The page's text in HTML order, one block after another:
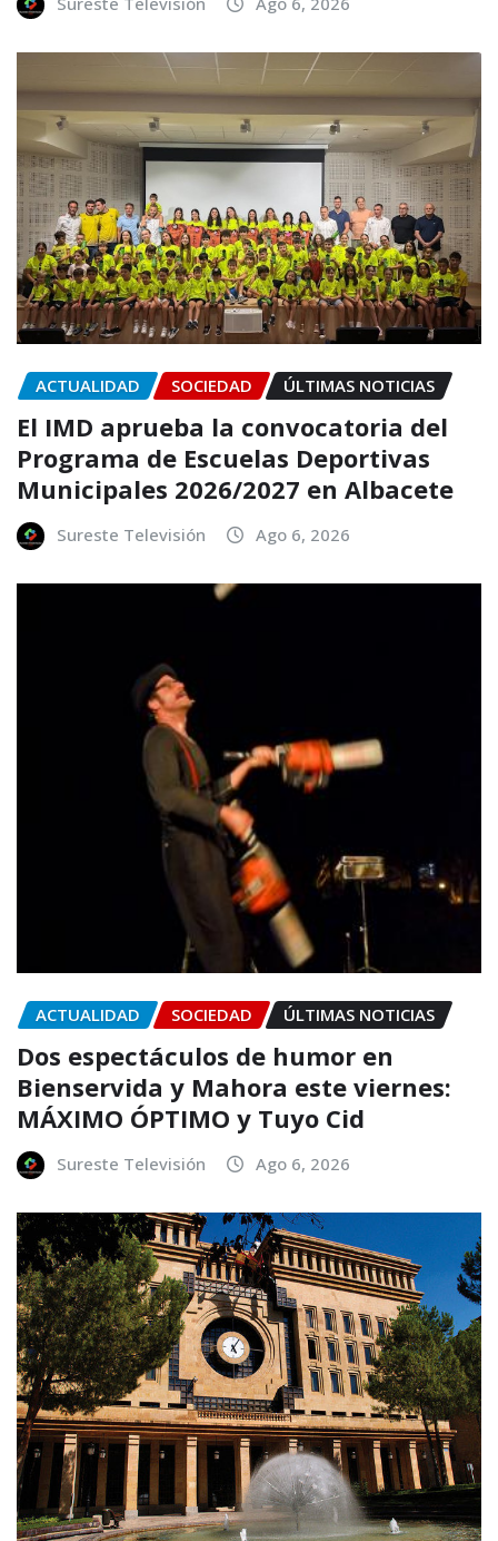
ACTUALIDAD SOCIEDAD ÚLTIMAS NOTICIAS
El IMD aprueba la convocatoria del
Programa de Escuelas Deportivas
Municipales 2026/2027 en Albacete
Sureste Televisión Ago 6, 2026
ACTUALIDAD SOCIEDAD ÚLTIMAS NOTICIAS
Dos espectáculos de humor en
Bienservida y Mahora este viernes:
MÁXIMO ÓPTIMO y Tuyo Cid
Sureste Televisión Ago 6, 2026